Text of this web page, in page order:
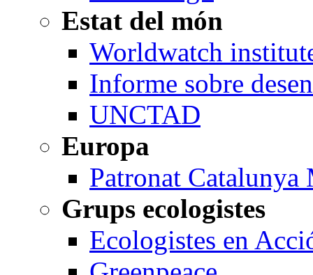
Estat del món
Worldwatch
Informe sobre
UNCTAD
Europa
Patronat Catalunya
Grups ecologistes
Ecologistes en